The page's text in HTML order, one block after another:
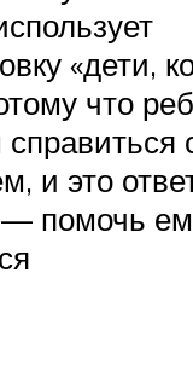
«дети,
что
и это
— помочь